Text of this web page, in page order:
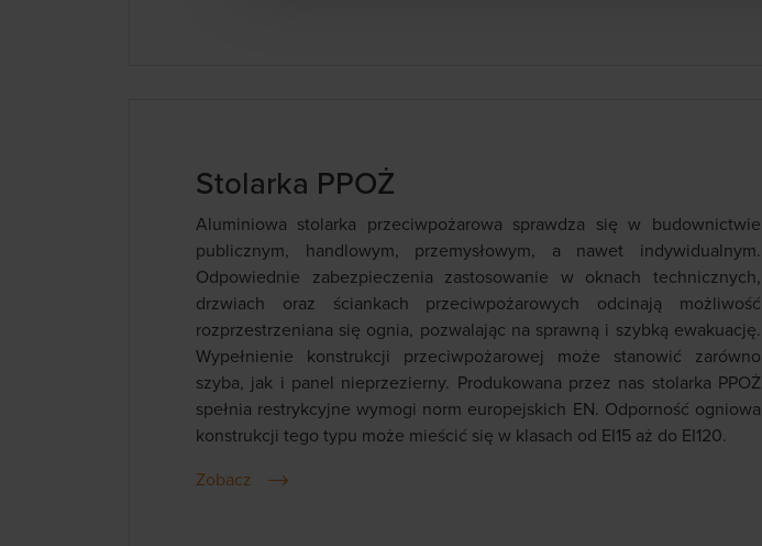
Stolarka PPOŻ
Aluminiowa stolarka przeciwpożarowa sprawdza się w budownictwie
publicznym, handlowym, przemysłowym, a nawet indywidualnym.
Odpowiednie zabezpieczenia zastosowanie w oknach technicznych,
drzwiach oraz ściankach przeciwpożarowych odcinają możliwość
rozprzestrzeniana się ognia, pozwalając na sprawną i szybką ewakuację.
Wypełnienie konstrukcji przeciwpożarowej może stanowić zarówno
szyba, jak i panel nieprzezierny. Produkowana przez nas stolarka PPOŻ
spełnia restrykcyjne wymogi norm europejskich EN. Odporność ogniowa
konstrukcji tego typu może mieścić się w klasach od EI15 aż do EI120.
Zobacz